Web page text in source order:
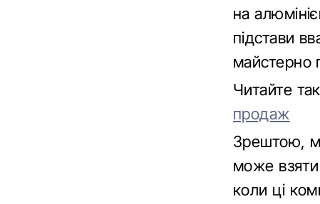
на
підстави
майстерно
Читайте
продаж
Зрештою,
може взяти
коли ці